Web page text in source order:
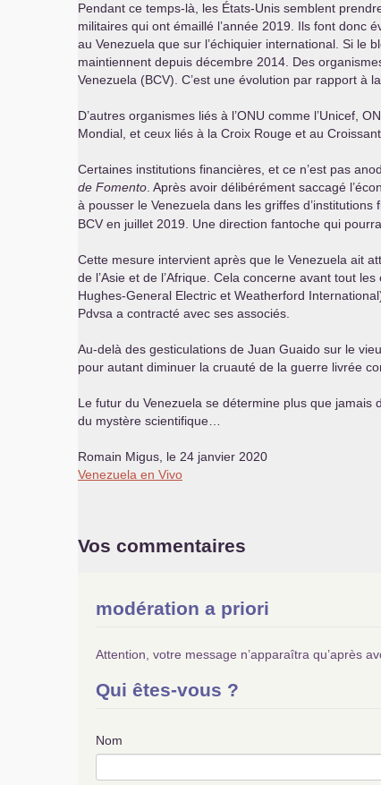
Pendant ce temps-là, les États-Unis semblent
militaires qui ont émaillé l’année 2019. Ils font donc
au Venezuela que sur l’échiquier international. Si le
maintiennent depuis décembre 2014. Des
Venezuela (BCV). C’est une évolution par rapport à
D’autres organismes liés à l’ONU comme l’Unicef,
Mondial, et ceux liés à la Croix Rouge et au
Certaines institutions financières, et ce n’est pas
de Fomento . Après avoir délibérément saccagé
à pousser le Venezuela dans les griffes d’institutions
BCV en juillet 2019. Une direction fantoche qui
Cette mesure intervient après que le Venezuela ait
de l’Asie et de l’Afrique. Cela concerne avant tout
Hughes-General Electric et Weatherford
Pdvsa a contracté avec ses associés.
Au-delà des gesticulations de Juan Guaido sur le
pour autant diminuer la cruauté de la guerre livrée
Le futur du Venezuela se détermine plus que
du mystère scientifique…
Romain Migus, le 24 janvier 2020
Venezuela en Vivo
Vos commentaires
modération a priori
Attention, votre message n’apparaîtra qu’après
Qui êtes-vous ?
Nom